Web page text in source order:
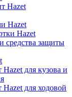
Hazet
Hazet
Hazet
средства защиты
для кузова и
для ходовой